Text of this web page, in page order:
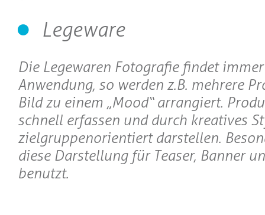
Legeware
Die Legewaren Fotografie findet
Anwendung, so werden z.B. mehrere
Bild zu einem „Mood“ arrangiert.
schnell erfassen und durch kreatives
zielgruppenorientiert darstellen.
diese Darstellung für Teaser, Banner
benutzt.